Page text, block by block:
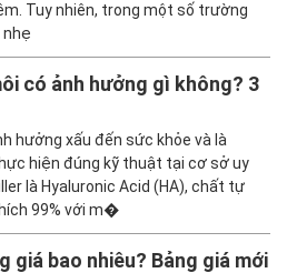
Tuy nhiên, trong một số trường
nhẹ
có ảnh hưởng gì không? 3
hưởng xấu đến sức khỏe và là
hiện đúng kỹ thuật tại cơ sở uy
là Hyaluronic Acid (HA), chất tự
99% với m�
giá bao nhiêu? Bảng giá mới